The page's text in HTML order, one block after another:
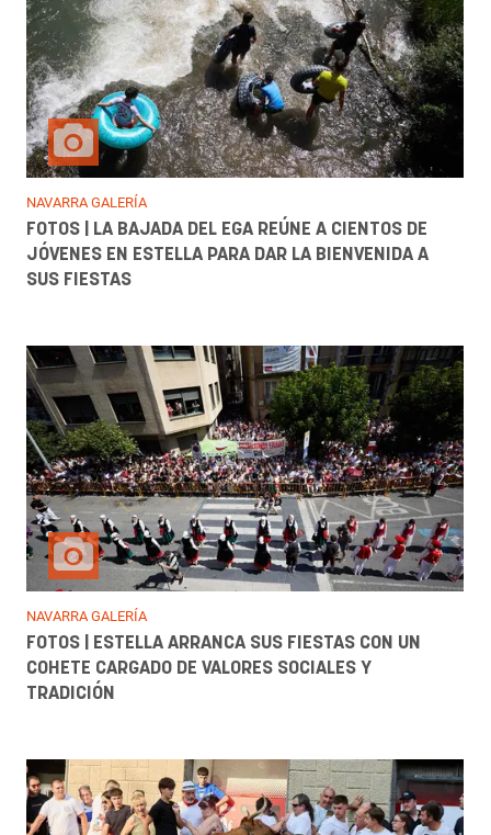
NAVARRA GALERÍA
FOTOS | LA BAJADA DEL EGA REÚNE A CIENTOS DE
JÓVENES EN ESTELLA PARA DAR LA BIENVENIDA A
SUS FIESTAS
NAVARRA GALERÍA
FOTOS | ESTELLA ARRANCA SUS FIESTAS CON UN
COHETE CARGADO DE VALORES SOCIALES Y
TRADICIÓN